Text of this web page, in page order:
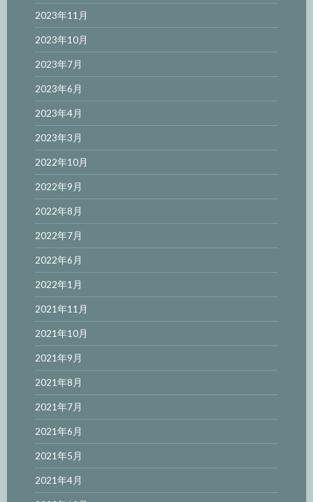
2023年11月
2023年10月
2023年7月
2023年6月
2023年4月
2023年3月
2022年10月
2022年9月
2022年8月
2022年7月
2022年6月
2022年1月
2021年11月
2021年10月
2021年9月
2021年8月
2021年7月
2021年6月
2021年5月
2021年4月